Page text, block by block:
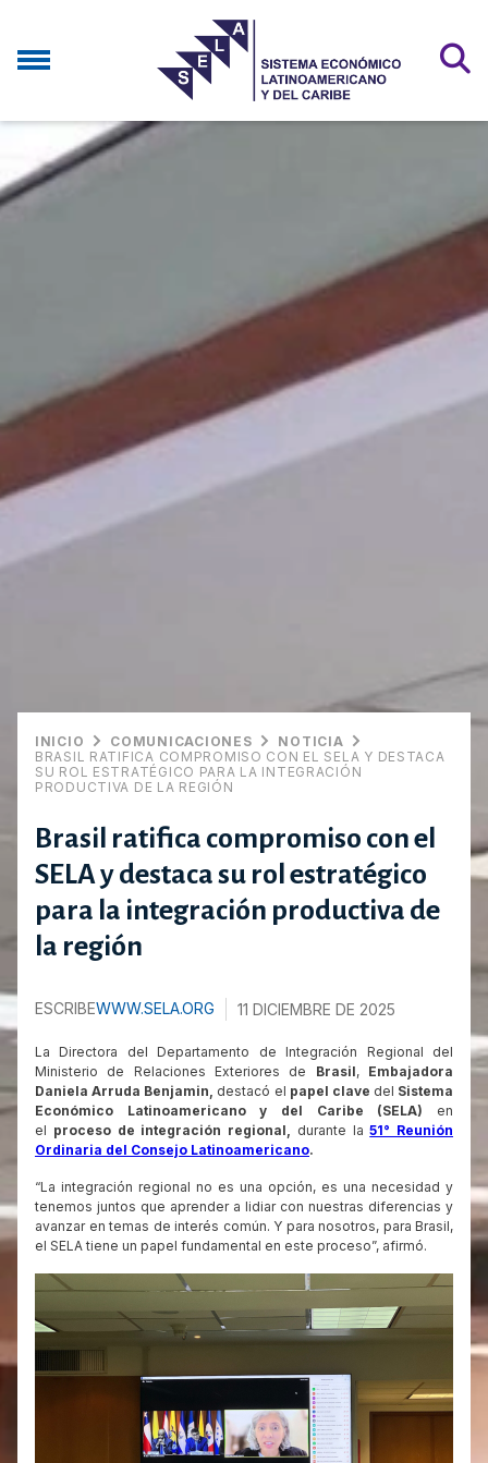
INICIO COMUNICACIONES
NOTICIA
BRASIL RATIFICA COMPROMISO CON EL SELA Y DESTACA
SU ROL ESTRATÉGICO PARA LA INTEGRACIÓN
PRODUCTIVA DE LA REGIÓN
Brasil ratifica compromiso con el
SELA y destaca su rol estratégico
para la integración productiva de
la región
ESCRIBEWWW.SELA.ORG 11 DICIEMBRE DE 2025
La Directora del Departamento de Integración Regional del
Ministerio de Relaciones Exteriores de Brasil, Embajadora
Daniela Arruda Benjamin, destacó el papel clave del Sistema
Económico Latinoamericano y del Caribe (SELA) en
el proceso de integración regional, durante la51° Reunión
Ordinaria del Consejo Latinoamericano.
“La integración regional no es una opción, es una necesidad y
tenemos juntos que aprender a lidiar con nuestras diferencias y
avanzar en temas de interés común. Y para nosotros, para Brasil,
el SELA tiene un papel fundamental en este proceso”, afirmó.